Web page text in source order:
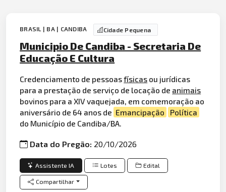
BRASIL | BA | CANDIBA Cidade Pequena
Municipio De Candiba - Secretaria De
Educação E Cultura
Credenciamento de pessoasfísicas ou jurídicas
para a prestação de serviço de locação de animais
bovinos para a XIV vaquejada, em comemoração ao
aniversário de 64 anos de Emancipação
Política
do Município de Candiba/BA.
Data do Pregão: 20/10/2026
Assistente IA Lotes Edital
Compartilhar